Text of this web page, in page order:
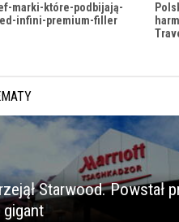
marki-które-podbijają-
infini-premium-filler
Starwood. Powstał